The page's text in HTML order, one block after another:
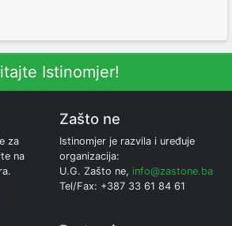
Istinomjer!
za
na
Zašto ne
Istinomjer je razvila i uređuje
organizacija:
U.G. Zašto ne, info@zastone.ba
Tel/Fax: +387 33 61 84 61